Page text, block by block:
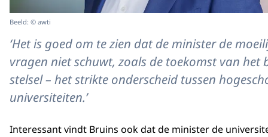
Beeld: © awti
‘Het is goed om te zien dat de minister de
vragen niet schuwt, zoals de toekomst van het
stelsel – het strikte onderscheid tussen
universiteiten.’
Interessant vindt Bruins ook dat de minister de